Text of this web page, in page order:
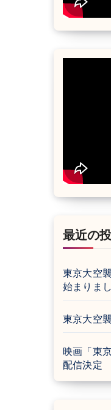
最近の
東京大空
始まりまし
東京大空
映画「東
配信決定